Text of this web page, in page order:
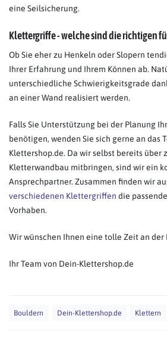
eine Seilsicherung.
Klettergriffe - welche sind die richtigen
Ob Sie eher zu Henkeln oder Slopern
Ihrer Erfahrung und Ihrem Können ab.
unterschiedliche Schwierigkeitsgrade
an einer Wand realisiert werden.
Falls Sie Unterstützung bei der Planung
benötigen, wenden Sie sich gerne an das
Klettershop.de. Da wir selbst bereits über
Kletterwandbau mitbringen, sind wir ein
Ansprechpartner. Zusammen finden wir
verschiedenen Klettergriffen die
Vorhaben.
Wir wünschen Ihnen eine tolle Zeit an der
Ihr Team von Dein-Klettershop.de
Bouldern Dein-Klettershop.de Klettern